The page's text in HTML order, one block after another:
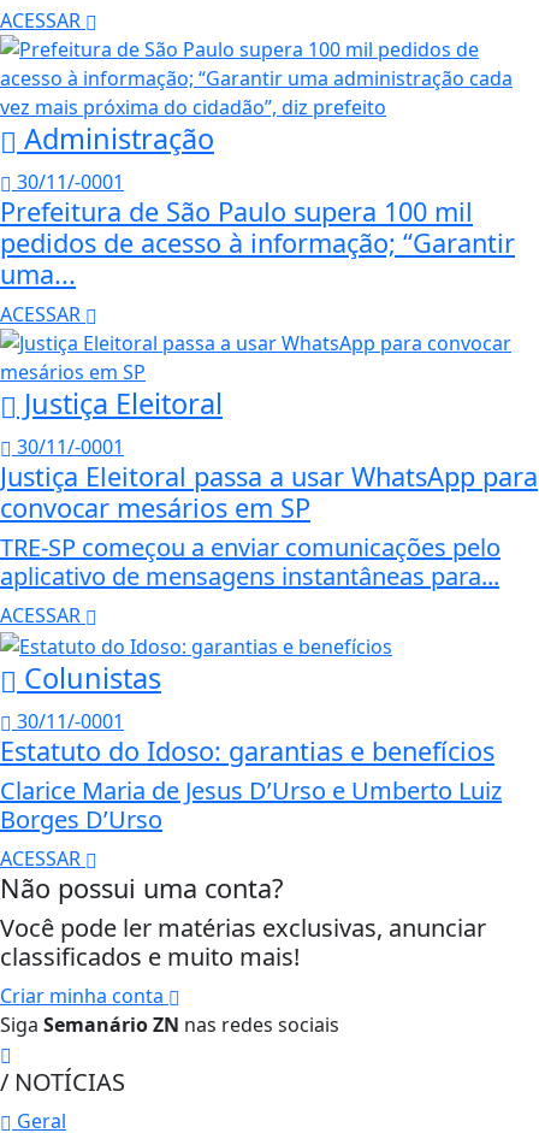
ACESSAR
Administração
30/11/-0001
Prefeitura de São Paulo supera 100 mil
pedidos de acesso à informação; “Garantir
uma...
ACESSAR
Justiça Eleitoral
30/11/-0001
Justiça Eleitoral passa a usar WhatsApp para
convocar mesários em SP
TRE-SP começou a enviar comunicações pelo
aplicativo de mensagens instantâneas para...
ACESSAR
Colunistas
30/11/-0001
Estatuto do Idoso: garantias e benefícios
Clarice Maria de Jesus D’Urso e Umberto Luiz
Borges D’Urso
ACESSAR
Não possui uma conta?
Você pode ler matérias exclusivas, anunciar
classificados e muito mais!
Criar minha conta
Siga Semanário ZN nas redes sociais
/ NOTÍCIAS
Geral